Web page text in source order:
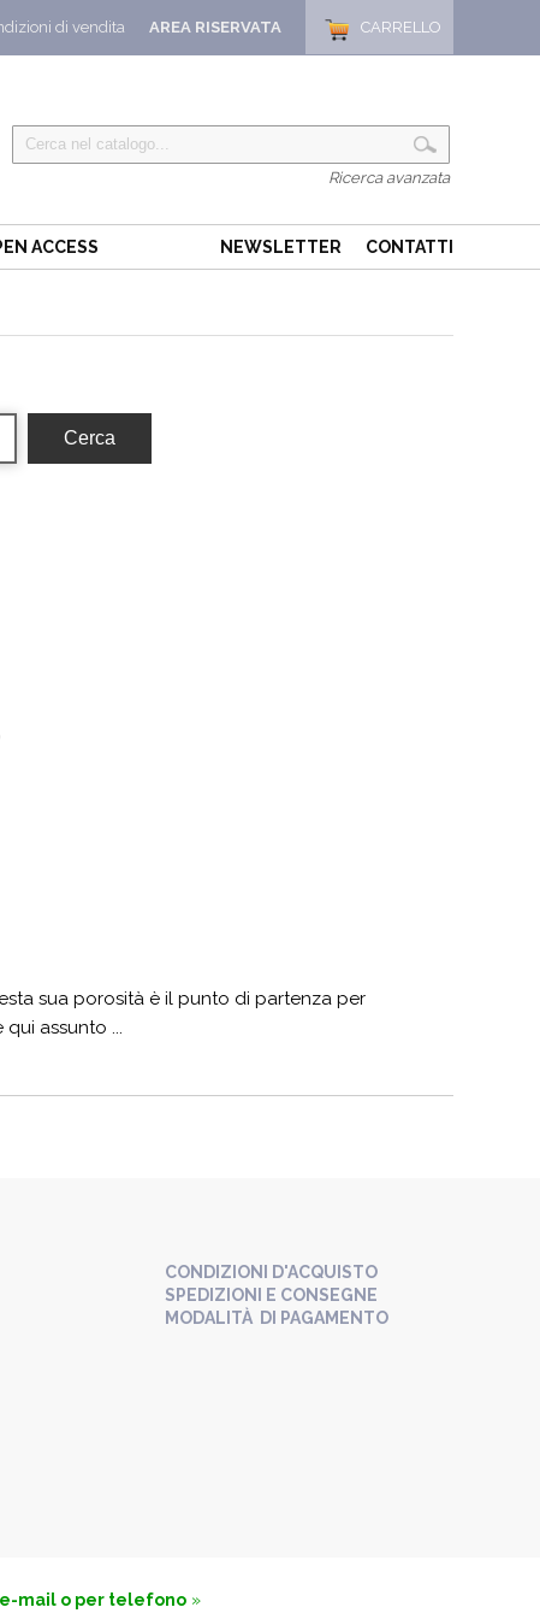
CARRELLO
AREA RISERVATA
di vendita
Ricerca avanzata
ACCESS NEWSLETTER CONTATTI
sua porosità è il punto di partenza per
assunto ...
CONDIZIONI D'ACQUISTO
SPEDIZIONI E CONSEGNE
MODALITÀ DI PAGAMENTO
mail o per telefono »